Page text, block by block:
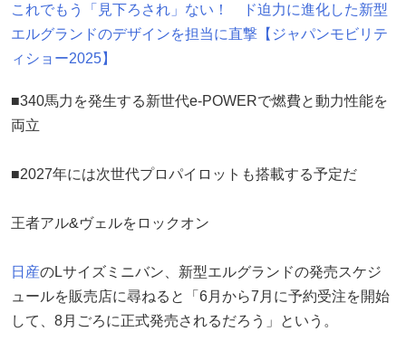
これでもう「見下ろされ」ない！ ド迫力に進化した新型
エルグランドのデザインを担当に直撃【ジャパンモビリテ
ィショー2025】
■340馬力を発生する新世代e-POWERで燃費と動力性能を
両立
■2027年には次世代プロパイロットも搭載する予定だ
王者アル&ヴェルをロックオン
日産のLサイズミニバン、新型エルグランドの発売スケジ
ュールを販売店に尋ねると「6月から7月に予約受注を開始
して、8月ごろに正式発売されるだろう」という。